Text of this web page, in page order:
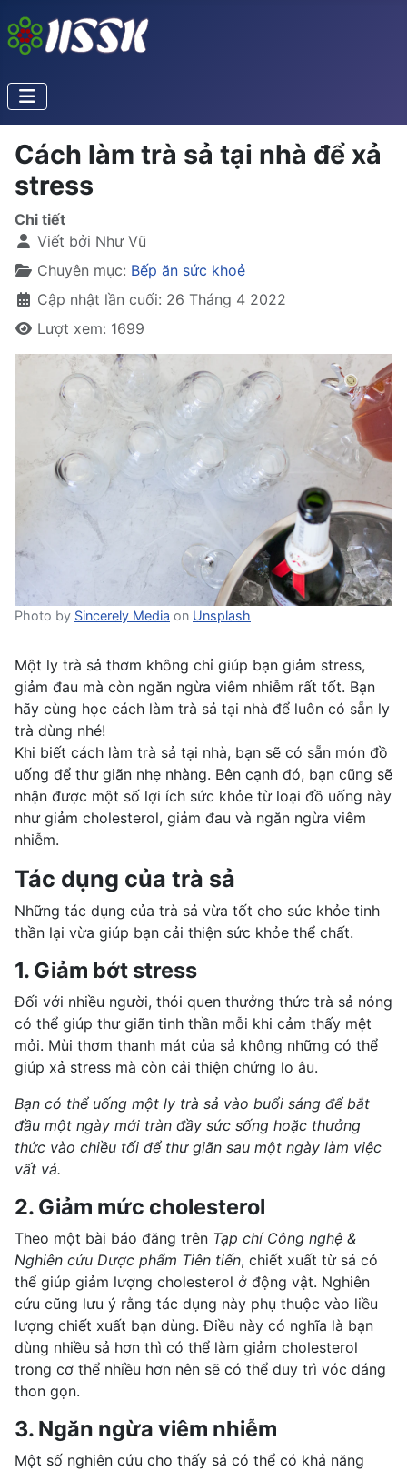
Cách làm trà sả tại nhà để xả
stress
Chi tiết
Viết bởi Như Vũ
Chuyên mục: Bếp ăn sức khoẻ
Cập nhật lần cuối: 26 Tháng 4 2022
Lượt xem: 1699
Photo by Sincerely Media on Unsplash
Một ly trà sả thơm không chỉ giúp bạn giảm stress,
giảm đau mà còn ngăn ngừa viêm nhiễm rất tốt. Bạn
hãy cùng học cách làm trà sả tại nhà để luôn có sẵn ly
trà dùng nhé!
Khi biết cách làm trà sả tại nhà, bạn sẽ có sẵn món đồ
uống để thư giãn nhẹ nhàng. Bên cạnh đó, bạn cũng sẽ
nhận được một số lợi ích sức khỏe từ loại đồ uống này
như giảm cholesterol, giảm đau và ngăn ngừa viêm
nhiễm.
Tác dụng của trà sả
Những tác dụng của trà sả vừa tốt cho sức khỏe tinh
thần lại vừa giúp bạn cải thiện sức khỏe thể chất.
1. Giảm bớt stress
Đối với nhiều người, thói quen thưởng thức trà sả nóng
có thể giúp thư giãn tinh thần mỗi khi cảm thấy mệt
mỏi. Mùi thơm thanh mát của sả không những có thể
giúp xả stress mà còn cải thiện chứng lo âu.
Bạn có thể uống một ly trà sả vào buổi sáng để bắt
đầu một ngày mới tràn đầy sức sống hoặc thưởng
thức vào chiều tối để thư giãn sau một ngày làm việc
vất vả.
2. Giảm mức cholesterol
Theo một bài báo đăng trên Tạp chí Công nghệ &
Nghiên cứu Dược phẩm Tiên tiến, chiết xuất từ ​​sả có
thể giúp giảm lượng cholesterol ở động vật. Nghiên
cứu cũng lưu ý rằng tác dụng này phụ thuộc vào liều
lượng chiết xuất bạn dùng. Điều này có nghĩa là bạn
dùng nhiều sả hơn thì có thể làm giảm cholesterol
trong cơ thể nhiều hơn nên sẽ có thể duy trì vóc dáng
thon gọn.
3. Ngăn ngừa viêm nhiễm
Một số nghiên cứu cho thấy sả có thể có khả năng